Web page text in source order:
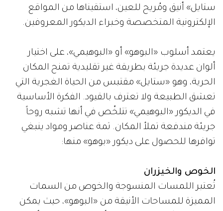
ستايل» أنيق ومُريح للعين، استقيناها من المواقع
الإلكترونية المتخصصة وخبراء الديكور المعروفين.
يعتمد أسلوب «البوهو» أو «البوهيمي»، على اختيار
ألوان عديدة جريئة بطريقة غير تقليدية تمنح المكان
الحرية، وهو «ستايل» مقتبس من الحياة الغجرية التي
تعشق الطبيعة ولا تعترف بالقيود. الفكرة الأساسية
في الديكور «البوهيمي» تتلخّص في أنها تشبه روحاً
جريئة مندفعة تملأ المكان. ثمة عناصر ومواد ينبغي
توافرها للحصول على ديكور «بوهو» منها:
الخوص والخيزران
تُعتبر اللمسات المنسوجة والخوص من السمات
المميزة للمساحات الأنيقة من «البوهو»، حيث يمكن